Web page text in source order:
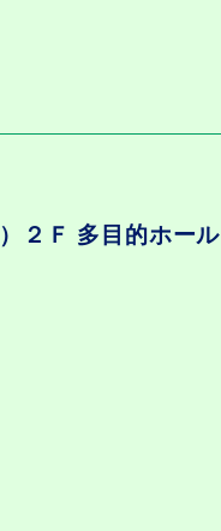
）２Ｆ 多目的ホール